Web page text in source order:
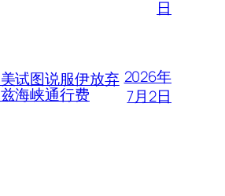
日
试图说服伊放弃
海峡通行费
2026年
7月2日